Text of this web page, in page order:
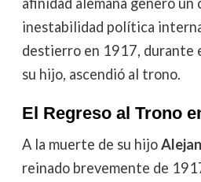
inestabilidad política
destierro en 1917, durante
su hijo, ascendió al trono.
El Regreso al Trono
A la muerte de su hijo
reinado brevemente de